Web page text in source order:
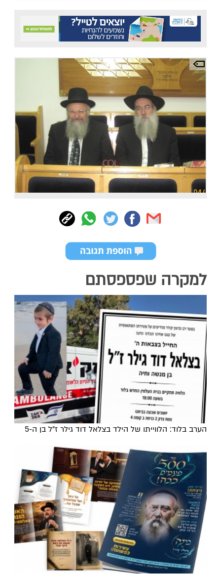
למקרה שפספסתם
הערב בלוד: הלווייתו של הילד בצלאל דוד גילר ז"ל בן ה-5